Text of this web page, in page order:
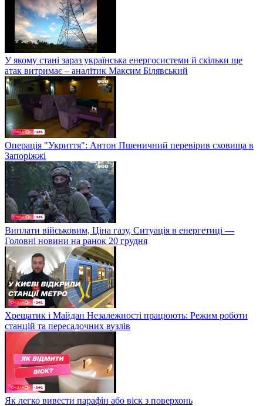
У якому стані зараз українська енергосистеми й скільки ще
атак витримає – аналітик Максим Білявський
Операція "Укриття": Антон Пшеничний перевірив сховища в
Запоріжжі
Виплати військовим, Ціна газу, Ситуація в енергетиці —
Головні новини на ранок 20 грудня
Хрещатик і Майдан Незалежності працюють: Режим роботи
станцій та пересадочних вузлів
Як легко вивести парафін або віск з поверхонь